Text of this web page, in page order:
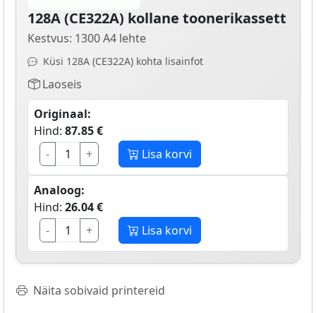
128A (CE322A) kollane toonerikassett
Kestvus: 1300 A4 lehte
Küsi 128A (CE322A) kohta lisainfot
Laoseis
Originaal:
Hind: 87.85 €
-
+ Lisa korvi
Analoog:
Hind: 26.04 €
-
+ Lisa korvi
Näita sobivaid printereid